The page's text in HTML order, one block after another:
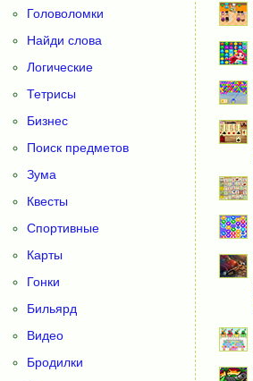
Головоломки
Найди слова
Логические
Тетрисы
Бизнес
Поиск предметов
Зума
Квесты
Спортивные
Карты
Гонки
Бильярд
Видео
Бродилки